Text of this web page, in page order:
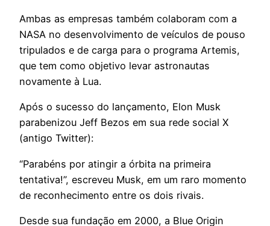
Ambas as empresas também colaboram com a
NASA no desenvolvimento de veículos de pouso
tripulados e de carga para o programa Artemis,
que tem como objetivo levar astronautas
novamente à Lua.
Após o sucesso do lançamento, Elon Musk
parabenizou Jeff Bezos em sua rede social X
(antigo Twitter):
“Parabéns por atingir a órbita na primeira
tentativa!”, escreveu Musk, em um raro momento
de reconhecimento entre os dois rivais.
Desde sua fundação em 2000, a Blue Origin